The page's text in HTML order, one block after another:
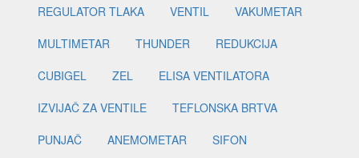
REGULATOR TLAKA
VENTIL
VAKUMETAR
MULTIMETAR
THUNDER
REDUKCIJA
CUBIGEL
ZEL
ELISA VENTILATORA
IZVIJAČ ZA VENTILE
TEFLONSKA BRTVA
PUNJAČ
ANEMOMETAR
SIFON